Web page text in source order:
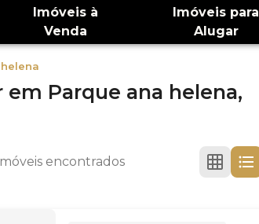
Imóveis à
Venda
Imóveis para
Alugar
em Parque ana helena,
encontrados